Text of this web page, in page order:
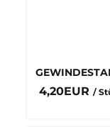
4,20EUR /